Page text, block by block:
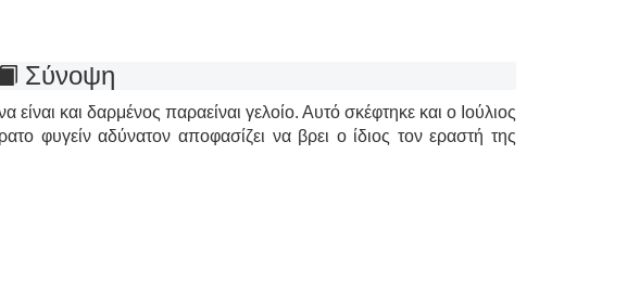
Σύνοψη
είναι και δαρμένος παραείναι γελοίο. Αυτό σκέφτηκε και ο Ιούλιος
φυγείν αδύνατον αποφασίζει να βρει ο ίδιος τον εραστή της